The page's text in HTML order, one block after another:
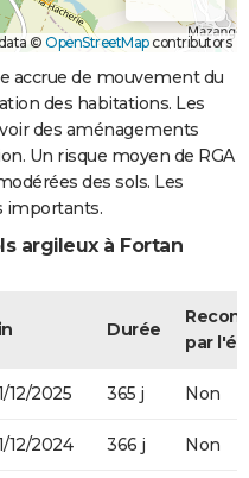
© OpenStreetMapcontributors
accrue de mouvement du
des habitations. Les
des aménagements
Un risque moyen de RGA
des sols. Les
importants.
argileux à Fortan
Durée
par
12/2025 365 j Non
12/2024 366 j Non